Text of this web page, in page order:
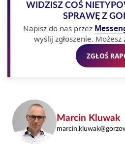
WIDZISZ COŚ
SPRAWĘ Z
Napisz do nas przez
wyślij zgłoszenie.
ZGŁOŚ
Marcin Kluwak